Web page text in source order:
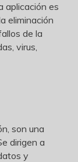
aplicación es
eliminación
de la
virus,
son una
dirigen a
y